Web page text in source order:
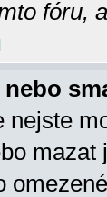
fóru,
nejste